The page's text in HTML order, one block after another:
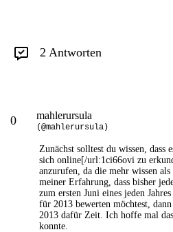
2 Antworten
0 mahlerursula
(@mahlerursula)
Zunächst solltest du wissen,
sich online[/url:1ci66ovi zu
anzurufen, da die mehr wissen
meiner Erfahrung, dass bisher
zum ersten Juni eines jeden
für 2013 bewerten möchtest,
2013 dafür Zeit. Ich hoffe mal
konnte.